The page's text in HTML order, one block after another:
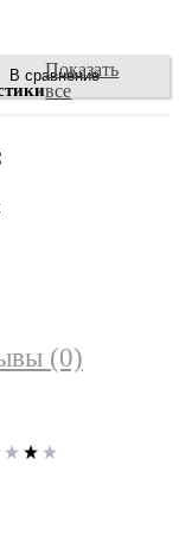
В сравнение
Показать
все
(0)